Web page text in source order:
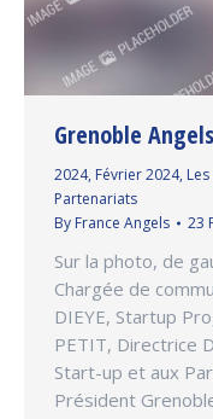
Grenoble
2024, Février 2024,
Partenariats
By France Angels 23
Sur la photo, de
Chargée de
DIEYE, Startup
PETIT, Directrice
Start-up et aux
Président